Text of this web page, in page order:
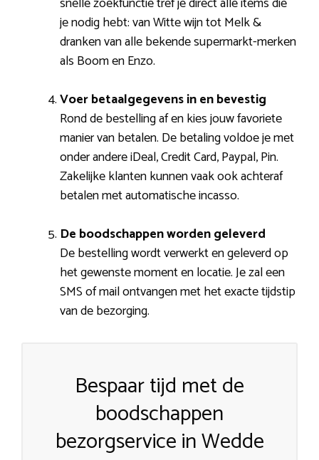
je nodig hebt: van Witte wijn tot Melk &
dranken van alle bekende supermarkt-merken
als Boom en Enzo.
Voer betaalgegevens in en bevestig
Rond de bestelling af en kies jouw favoriete
manier van betalen. De betaling voldoe je met
onder andere iDeal, Credit Card, Paypal, Pin.
Zakelijke klanten kunnen vaak ook achteraf
betalen met automatische incasso.
De boodschappen worden geleverd
De bestelling wordt verwerkt en geleverd op
het gewenste moment en locatie. Je zal een
SMS of mail ontvangen met het exacte tijdstip
van de bezorging.
Bespaar tijd met de
boodschappen
bezorgservice in Wedde